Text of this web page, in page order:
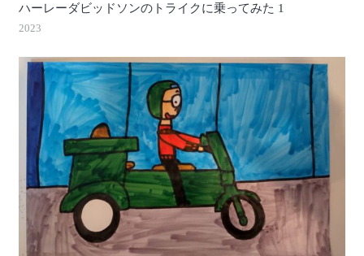
ハーレーダビッドソンのトライクに乗ってみた 1
2023